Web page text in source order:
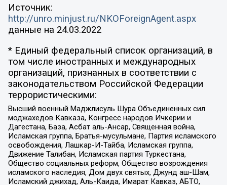
Источник:
http://unro.minjust.ru/NKOForeignAgent.aspx
данные на 24.03.2022
* Единый федеральный список организаций, в
том числе иностранных и международных
организаций, признанных в соответствии с
законодательством Российской Федерации
террористическими:
Высший военный Маджлисуль Шура Объединенных сил
моджахедов Кавказа, Конгресс народов Ичкерии и
Дагестана, База, Асбат аль-Ансар, Священная война,
Исламская группа, Братья-мусульмане, Партия исламского
освобождения, Лашкар-И-Тайба, Исламская группа,
Движение Талибан, Исламская партия Туркестана,
Общество социальных реформ, Общество возрождения
исламского наследия, Дом двух святых, Джунд аш-Шам,
Исламский джихад, Аль-Каида, Имарат Кавказ, АБТО,